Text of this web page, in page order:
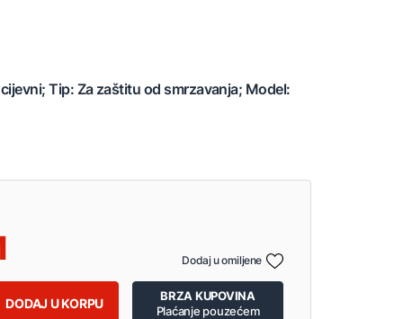
Tip: Za zaštitu od smrzavanja; Model:
DODAJ U KORPU
BRZA KUPOVINA
Plaćanje pouzećem
Dodaj u omiljene